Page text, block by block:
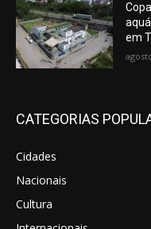
em
CATEGORIAS
Cidades
Nacionais
Cultura